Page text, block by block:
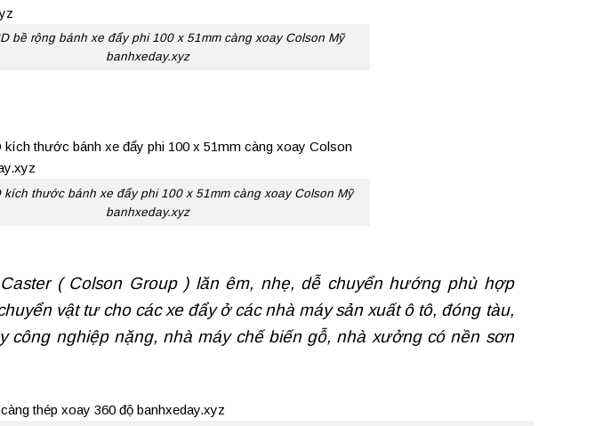
bề rộng bánh xe đẩy phi 100 x 51mm càng xoay Colson Mỹ
banhxeday.xyz
kích thước bánh xe đẩy phi 100 x 51mm càng xoay Colson Mỹ
banhxeday.xyz
( Colson Group ) lăn êm, nhẹ, dễ chuyển hướng phù hợp
vật tư cho các xe đẩy ở các nhà máy sản xuất ô tô, đóng tàu,
công nghiệp nặng, nhà máy chế biến gỗ, nhà xưởng có nền sơn